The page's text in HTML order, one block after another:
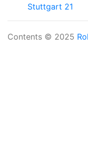
Stuttgart 21
Contents © 2025